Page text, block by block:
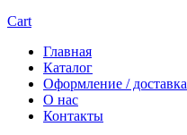
Cart
Главная
Каталог
Оформление / доставка
О нас
Контакты